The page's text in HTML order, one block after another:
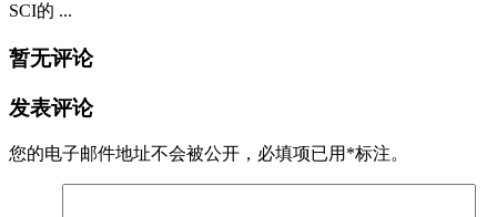
SCI的 ...
暂无评论
发表评论
您的电子邮件地址不会被公开， 必填项已用 *标注。